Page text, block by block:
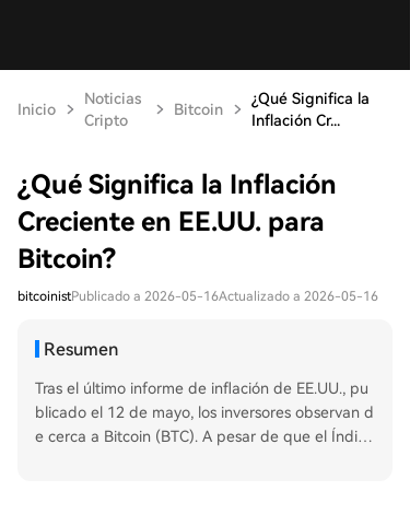
Inicio
Noticias
Cripto
Bitcoin
¿Qué Significa la
Inflación Cr...
¿Qué Significa la Inflación
Creciente en EE.UU. para
Bitcoin?
bitcoinistPublicado a 2026-05-16Actualizado a 2026-05-16
Resumen
Tras el último informe de inflación de EE.UU., pu
blicado el 12 de mayo, los inversores observan d
e cerca a Bitcoin (BTC). A pesar de que el Índice